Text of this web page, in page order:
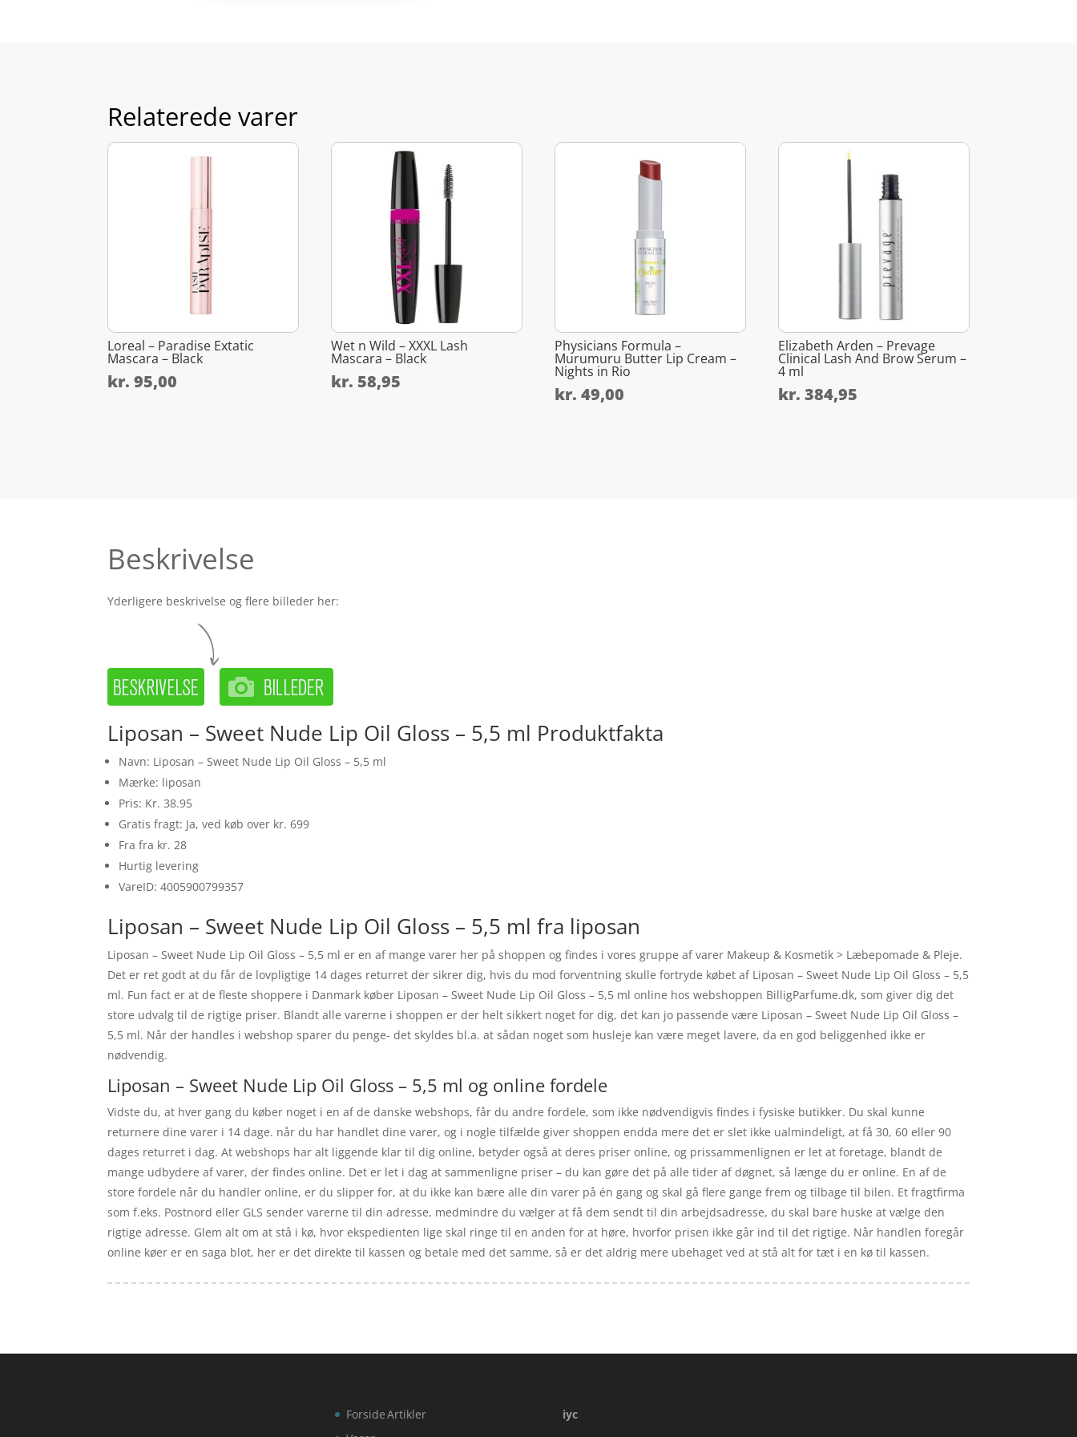
Relaterede varer
Loreal – Paradise Extatic
Mascara – Black
kr. 95,00
Wet n Wild – XXXL Lash
Mascara – Black
kr. 58,95
Physicians Formula –
Murumuru Butter Lip Cream –
Nights in Rio
kr. 49,00
Elizabeth Arden – Prevage
Clinical Lash And Brow Serum –
4 ml
kr. 384,95
Beskrivelse
Yderligere beskrivelse og flere billeder her:
Liposan – Sweet Nude Lip Oil Gloss – 5,5 ml Produktfakta
Navn: Liposan – Sweet Nude Lip Oil Gloss – 5,5 ml
Mærke: liposan
Pris: Kr. 38.95
Gratis fragt: Ja, ved køb over kr. 699
Fra fra kr. 28
Hurtig levering
VareID: 4005900799357
Liposan – Sweet Nude Lip Oil Gloss – 5,5 ml fra liposan
Liposan – Sweet Nude Lip Oil Gloss – 5,5 ml er en af mange varer her på shoppen og findes i vores gruppe af varer Makeup & Kosmetik > Læbepomade & Pleje.
Det er ret godt at du får de lovpligtige 14 dages returret der sikrer dig, hvis du mod forventning skulle fortryde købet af Liposan – Sweet Nude Lip Oil Gloss – 5,5
ml. Fun fact er at de fleste shoppere i Danmark køber Liposan – Sweet Nude Lip Oil Gloss – 5,5 ml online hos webshoppen BilligParfume.dk, som giver dig det
store udvalg til de rigtige priser. Blandt alle varerne i shoppen er der helt sikkert noget for dig, det kan jo passende være Liposan – Sweet Nude Lip Oil Gloss –
5,5 ml. Når der handles i webshop sparer du penge- det skyldes bl.a. at sådan noget som husleje kan være meget lavere, da en god beliggenhed ikke er
nødvendig.
Liposan – Sweet Nude Lip Oil Gloss – 5,5 ml og online fordele
Vidste du, at hver gang du køber noget i en af de danske webshops, får du andre fordele, som ikke nødvendigvis findes i fysiske butikker. Du skal kunne
returnere dine varer i 14 dage. når du har handlet dine varer, og i nogle tilfælde giver shoppen endda mere det er slet ikke ualmindeligt, at få 30, 60 eller 90
dages returret i dag. At webshops har alt liggende klar til dig online, betyder også at deres priser online, og prissammenlignen er let at foretage, blandt de
mange udbydere af varer, der findes online. Det er let i dag at sammenligne priser – du kan gøre det på alle tider af døgnet, så længe du er online. En af de
store fordele når du handler online, er du slipper for, at du ikke kan bære alle din varer på én gang og skal gå flere gange frem og tilbage til bilen. Et fragtfirma
som f.eks. Postnord eller GLS sender varerne til din adresse, medmindre du vælger at få dem sendt til din arbejdsadresse, du skal bare huske at vælge den
rigtige adresse. Glem alt om at stå i kø, hvor ekspedienten lige skal ringe til en anden for at høre, hvorfor prisen ikke går ind til det rigtige. Når handlen foregår
online køer er en saga blot, her er det direkte til kassen og betale med det samme, så er det aldrig mere ubehaget ved at stå alt for tæt i en kø til kassen.
ForsideArtikler
iyc